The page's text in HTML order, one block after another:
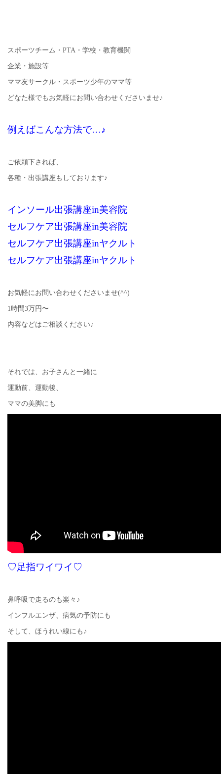
スポーツチーム・PTA・学校・教育機関
企業・施設等
ママ友サークル・スポーツ少年のママ等
どなた様でもお気軽にお問い合わせくださいませ♪
例えばこんな方法で…♪
ご依頼下されば、
各種・出張講座もしております♪
インソール出張講座in美容院
セルフケア出張講座in美容院
セルフケア出張講座inヤクルト
セルフケア出張講座inヤクルト
お気軽にお問い合わせくださいませ(^^)
1時間3万円〜
内容などはご相談ください♪
それでは、お子さんと一緒に
運動前、運動後、
ママの美脚にも
♡足指ワイワイ♡
鼻呼吸で走るのも楽々♪
インフルエンザ、病気の予防にも
そして、ほうれい線にも♪